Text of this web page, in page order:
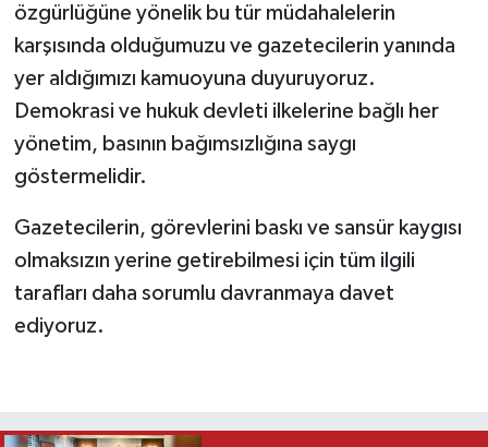
özgürlüğüne yönelik bu tür müdahalelerin
karşısında olduğumuzu ve gazetecilerin yanında
yer aldığımızı kamuoyuna duyuruyoruz.
Demokrasi ve hukuk devleti ilkelerine bağlı her
yönetim, basının bağımsızlığına saygı
göstermelidir.
Gazetecilerin, görevlerini baskı ve sansür kaygısı
olmaksızın yerine getirebilmesi için tüm ilgili
tarafları daha sorumlu davranmaya davet
ediyoruz.